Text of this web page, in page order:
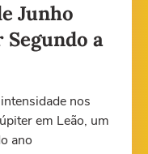
Junho
Segundo a
nos
em Leão, um
ano